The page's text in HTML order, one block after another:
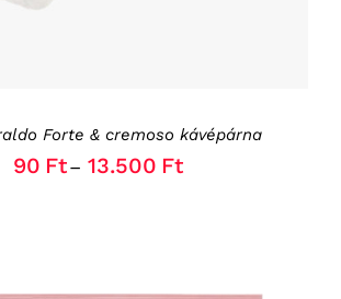
PRODUCT
PAGE
Forte & cremoso kávépárna
90 Ft– 13.500 Ft